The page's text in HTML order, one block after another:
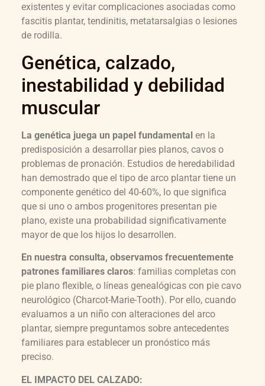
existentes y evitar complicaciones asociadas como
fascitis plantar, tendinitis, metatarsalgias o lesiones
de rodilla.
Genética, calzado,
inestabilidad y debilidad
muscular
La genética juega un papel fundamentalen la
predisposición a desarrollar pies planos, cavos o
problemas de pronación. Estudios de heredabilidad
han demostrado que el tipo de arco plantar tiene un
componente genético del 40-60%, lo que significa
que si uno o ambos progenitores presentan pie
plano, existe una probabilidad significativamente
mayor de que los hijos lo desarrollen.
En nuestra consulta, observamos frecuentemente
patrones familiares claros: familias completas con
pie plano flexible, o líneas genealógicas con pie cavo
neurológico (Charcot-Marie-Tooth). Por ello, cuando
evaluamos a un niño con alteraciones del arco
plantar, siempre preguntamos sobre antecedentes
familiares para establecer un pronóstico más
preciso.
EL IMPACTO DEL CALZADO: